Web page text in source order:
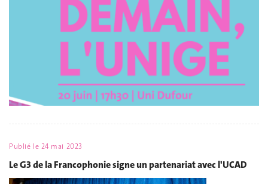
Publié le 24 mai 2023
Le G3 de la Francophonie signe un partenariat avec l'UCAD